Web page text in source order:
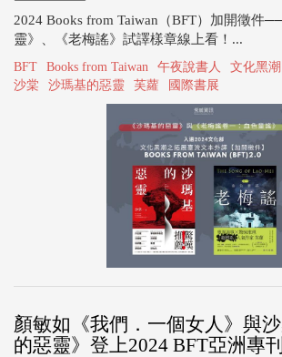
2024 Books from Taiwan（BFT）加開徵件
靈》、《老梅謠》試譯樣章線上看！...
BFT Books from Taiwan 午夜說書人 文化黑潮
沙棠
沙瑪基的惡靈 芙蘿 國際書展
顏敏如《我們．一個女人》與
的惡靈》登上2024 BFT亞洲專